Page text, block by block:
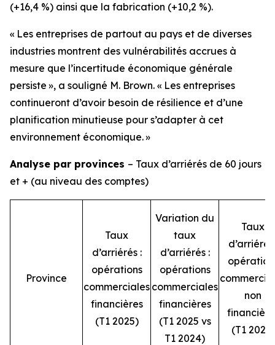
(+16,4 %) ainsi que la fabrication (+10,2 %).
« Les entreprises de partout au pays et de diverses
industries montrent des vulnérabilités accrues à
mesure que l’incertitude économique générale
persiste », a souligné M. Brown. « Les entreprises
continueront d’avoir besoin de résilience et d’une
planification minutieuse pour s’adapter à cet
environnement économique. »
Analyse par provinces – Taux d’arriérés de 60 jours
et + (au niveau des comptes)
Province
Taux
d’arriérés :
opérations
commerciales
financières
(T1 2025)
Variation du
taux
d’arriérés :
opérations
commerciales
financières
(T1 2025 vs
T1 2024)
Taux
d’arriérés
non
(T1 2025)